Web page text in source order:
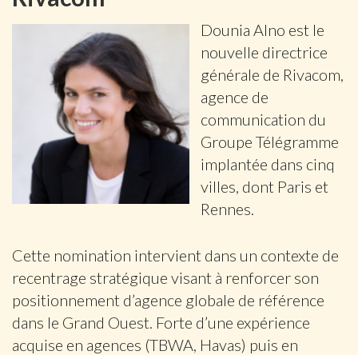
Dounia Alno est le
nouvelle directrice
générale de Rivacom,
agence de
communication du
Groupe Télégramme
implantée dans cinq
villes, dont Paris et
Rennes.
Cette nomination intervient dans un contexte de
recentrage stratégique visant à renforcer son
positionnement d’agence globale de référence
dans le Grand Ouest. Forte d’une expérience
acquise en agences (TBWA, Havas) puis en